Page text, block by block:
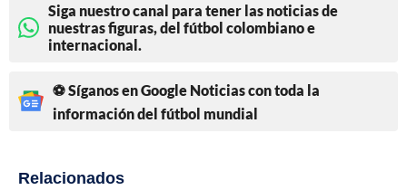
Siga nuestro canal para tener las noticias de
nuestras figuras, del fútbol colombiano e
internacional.
⚽ Síganos en Google Noticias con toda la
información del fútbol mundial
Relacionados